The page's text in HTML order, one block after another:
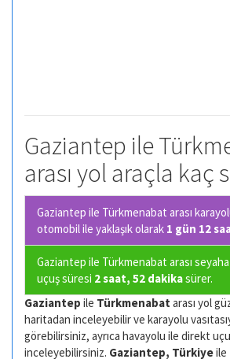
Gaziantep ile
arası yol araçla kaç
Gaziantep ile Türkmenabat arası
otomobil ile yaklaşık olarak 1 gün 12
Gaziantep ile Türkmenabat arası
uçuş süresi 2 saat, 52 dakikasürer.
Gaziantep ile Türkmenabat arası yol
haritadan inceleyebilir ve karayolu
görebilirsiniz, ayrıca havayolu ile direkt
inceleyebilirsiniz. Gaziantep, Türkiyeile